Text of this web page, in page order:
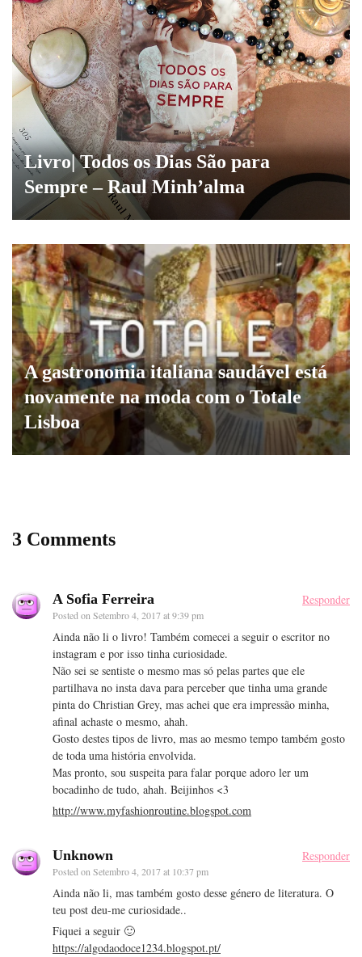
Livro| Todos os Dias São para
Sempre – Raul Minh’alma
A gastronomia italiana saudável está
novamente na moda com o Totale
Lisboa
3 Comments
A Sofia Ferreira
Posted on Setembro 4, 2017 at 9:39 pm
Responder
Ainda não li o livro! Também comecei a seguir o escritor no
instagram e por isso tinha curiosidade.
Não sei se sentiste o mesmo mas só pelas partes que ele
partilhava no insta dava para perceber que tinha uma grande
pinta do Christian Grey, mas achei que era impressão minha,
afinal achaste o mesmo, ahah.
Gosto destes tipos de livro, mas ao mesmo tempo também gosto
de toda uma história envolvida.
Mas pronto, sou suspeita para falar porque adoro ler um
bocadinho de tudo, ahah. Beijinhos <3
http://www.myfashionroutine.blogspot.com
Unknown
Posted on Setembro 4, 2017 at 10:37 pm
Responder
Ainda não li, mas também gosto desse género de literatura. O
teu post deu-me curiosidade..
Fiquei a seguir 🙂
https://algodaodoce1234.blogspot.pt/